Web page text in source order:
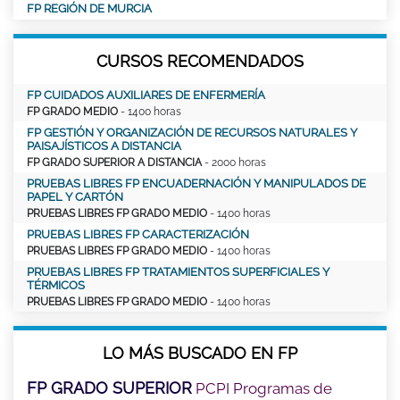
FP REGIÓN DE MURCIA
CURSOS RECOMENDADOS
FP CUIDADOS AUXILIARES DE ENFERMERÍA
FP GRADO MEDIO - 1400 horas
FP GESTIÓN Y ORGANIZACIÓN DE RECURSOS NATURALES Y
PAISAJÍSTICOS A DISTANCIA
FP GRADO SUPERIOR A DISTANCIA - 2000 horas
PRUEBAS LIBRES FP ENCUADERNACIÓN Y MANIPULADOS DE
PAPEL Y CARTÓN
PRUEBAS LIBRES FP GRADO MEDIO - 1400 horas
PRUEBAS LIBRES FP CARACTERIZACIÓN
PRUEBAS LIBRES FP GRADO MEDIO - 1400 horas
PRUEBAS LIBRES FP TRATAMIENTOS SUPERFICIALES Y
TÉRMICOS
PRUEBAS LIBRES FP GRADO MEDIO - 1400 horas
LO MÁS BUSCADO EN FP
FP GRADO SUPERIOR PCPI Programas de